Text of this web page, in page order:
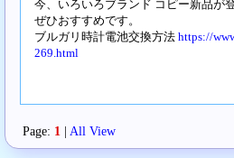
今、いろいろブランド コピー新品が
ぜひおすすめです。
ブルガリ時計電池交換方法 https://
269.html
Page: 1 | All View